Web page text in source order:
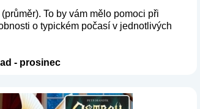
To by vám mělo pomoci při
o typickém počasí v jednotlivých
- prosinec